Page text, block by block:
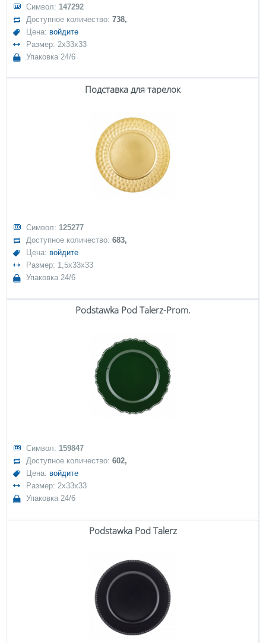
Символ: 147292
Доступное количество:738,
Цена: войдите
Размер: 2x33x33
Упаковка 24/6
Подставка для тарелок
Символ: 125277
Доступное количество:683,
Цена: войдите
Размер: 1,5x33x33
Упаковка 24/6
Podstawka Pod Talerz-Prom.
Символ: 159847
Доступное количество:602,
Цена: войдите
Размер: 2x33x33
Упаковка 24/6
Podstawka Pod Talerz